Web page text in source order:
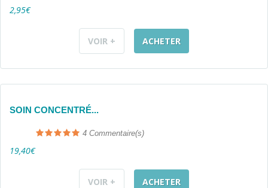
2,95€
VOIR + ACHETER
SOIN CONCENTRÉ...
4 Commentaire(s)
19,40€
VOIR + ACHETER